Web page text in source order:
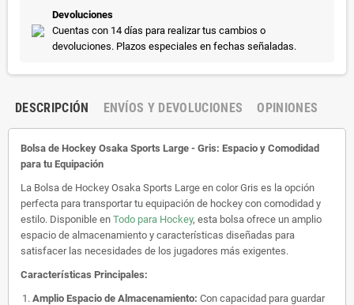
Devoluciones
Cuentas con 14 días para realizar tus cambios o
devoluciones. Plazos especiales en fechas señaladas.
DESCRIPCIÓN ENVÍOS Y DEVOLUCIONES OPINIONES
Bolsa de Hockey Osaka Sports Large - Gris: Espacio y Comodidad
para tu Equipación
La Bolsa de Hockey Osaka Sports Large en color Gris es la opción
perfecta para transportar tu equipación de hockey con comodidad y
estilo. Disponible en Todo para Hockey, esta bolsa ofrece un amplio
espacio de almacenamiento y características diseñadas para
satisfacer las necesidades de los jugadores más exigentes.
Características Principales:
Amplio Espacio de Almacenamiento: Con capacidad para guardar